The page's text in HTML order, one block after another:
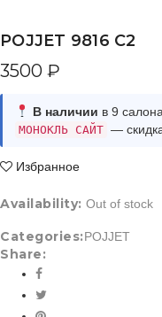
POJJET 9816 С2
3500 ₽
В наличии в 9
МОНОКЛЬ САЙТ —
Избранное
Availability: Out of stock
Categories:POJJET
Share: